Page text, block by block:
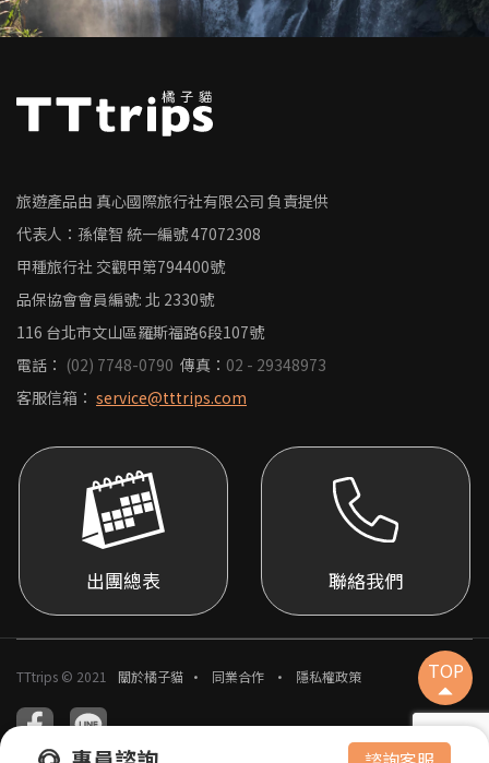
旅遊產品由 真心國際旅行社有限公司 負責提供
代表人：孫偉智 統一編號47072308
甲種旅行社 交觀甲第794400號
品保協會會員編號: 北 2330號
116 台北市文山區羅斯福路6段107號
電話： (02) 7748-0790 傳真： 02 - 29348973
客服信箱： service@tttrips.com
出團總表 聯絡我們
TTtrips © 2021 關於橘子貓 同業合作 隱私權政策 TOP